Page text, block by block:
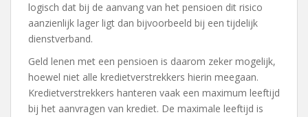
logisch dat bij de aanvang van het pensioen dit risico
aanzienlijk lager ligt dan bijvoorbeeld bij een tijdelijk
dienstverband.
Geld lenen met een pensioen is daarom zeker mogelijk,
hoewel niet alle kredietverstrekkers hierin meegaan.
Kredietverstrekkers hanteren vaak een maximum leeftijd
bij het aanvragen van krediet. De maximale leeftijd is